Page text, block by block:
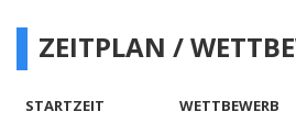
ZEITPLAN /
STARTZEIT WETTBEWERB